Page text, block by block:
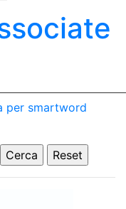
per smartword